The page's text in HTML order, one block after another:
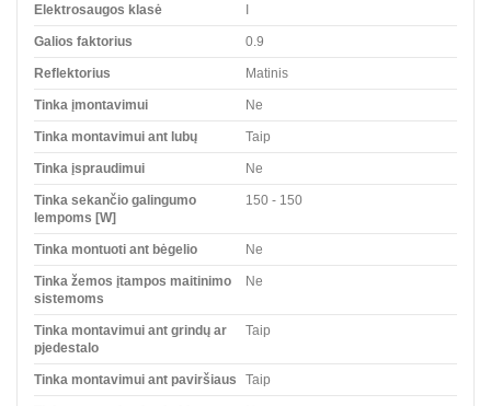
Elektrosaugos klasė
Galios faktorius 0.9
Reflektorius Matinis
Tinka įmontavimui Ne
Tinka montavimui ant lubų Taip
Tinka įspraudimui Ne
Tinka sekančio galingumo
lempoms [W]
150 - 150
Tinka montuoti ant bėgelio Ne
Tinka žemos įtampos maitinimo
sistemoms
Ne
Tinka montavimui ant grindų ar
pjedestalo
Taip
Tinka montavimui ant paviršiaus Taip